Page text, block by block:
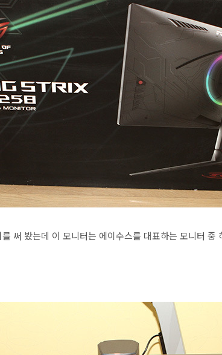
써 봤는데 이 모니터는 에이수스를 대표하는 모니터 중